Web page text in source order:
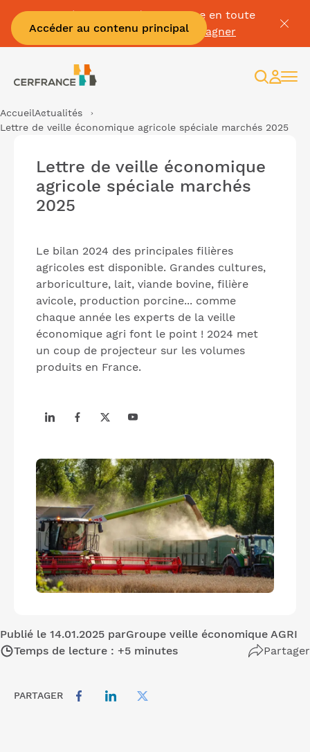
Accéder au contenu principal
Passez à la facture électronique en toute
sérénité :Je me fais accompagner
AccueilActualités
Lettre de veille économique agricole spéciale marchés 2025
Lettre de veille économique
agricole spéciale marchés
2025
Le bilan 2024 des principales filières
agricoles est disponible. Grandes cultures,
arboriculture, lait, viande bovine, filière
avicole, production porcine... comme
chaque année les experts de la veille
économique agri font le point ! 2024 met
un coup de projecteur sur les volumes
produits en France.
Publié le 14.01.2025 parGroupe veille économique AGRI
Temps de lecture : +5 minutes
Partager
PARTAGER